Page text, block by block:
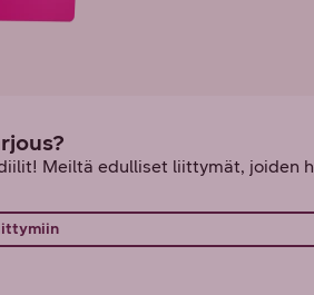
Meiltä edulliset liittymät, joiden